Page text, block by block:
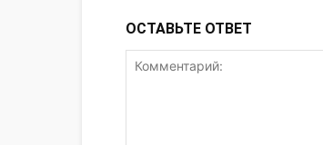
ОСТАВЬТЕ ОТВЕТ